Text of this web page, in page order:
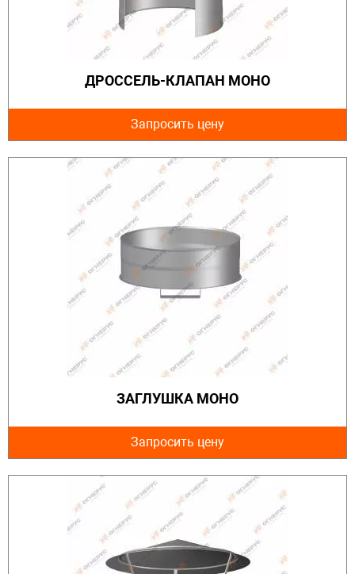
ДРОССЕЛЬ-КЛАПАН МОНО
Запросить цену
ЗАГЛУШКА МОНО
Запросить цену